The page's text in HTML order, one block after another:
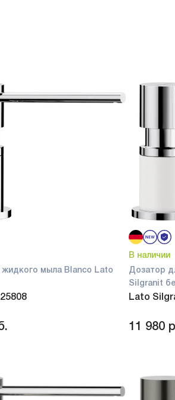
мыла Blanco Lato
В наличии
Дозатор
Silgranit
Lato
11 980